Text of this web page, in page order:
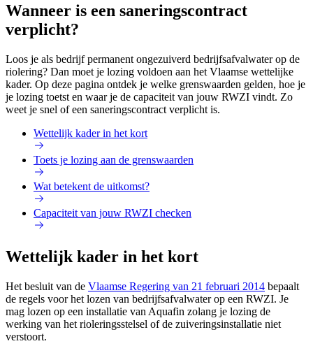
Wanneer is een saneringscontract
verplicht?
Loos je als bedrijf permanent ongezuiverd bedrijfsafvalwater op de
riolering? Dan moet je lozing voldoen aan het Vlaamse wettelijke
kader. Op deze pagina ontdek je welke grenswaarden gelden, hoe je
je lozing toetst en waar je de capaciteit van jouw RWZI vindt. Zo
weet je snel of een saneringscontract verplicht is.
Wettelijk kader in het kort
Toets je lozing aan de grenswaarden
Wat betekent de uitkomst?
Capaciteit van jouw RWZI checken
Wettelijk kader in het kort
Het besluit van de Vlaamse Regering van 21 februari 2014 bepaalt
de regels voor het lozen van bedrijfsafvalwater op een RWZI. Je
mag lozen op een installatie van Aquafin zolang je lozing de
werking van het rioleringsstelsel of de zuiveringsinstallatie niet
verstoort.